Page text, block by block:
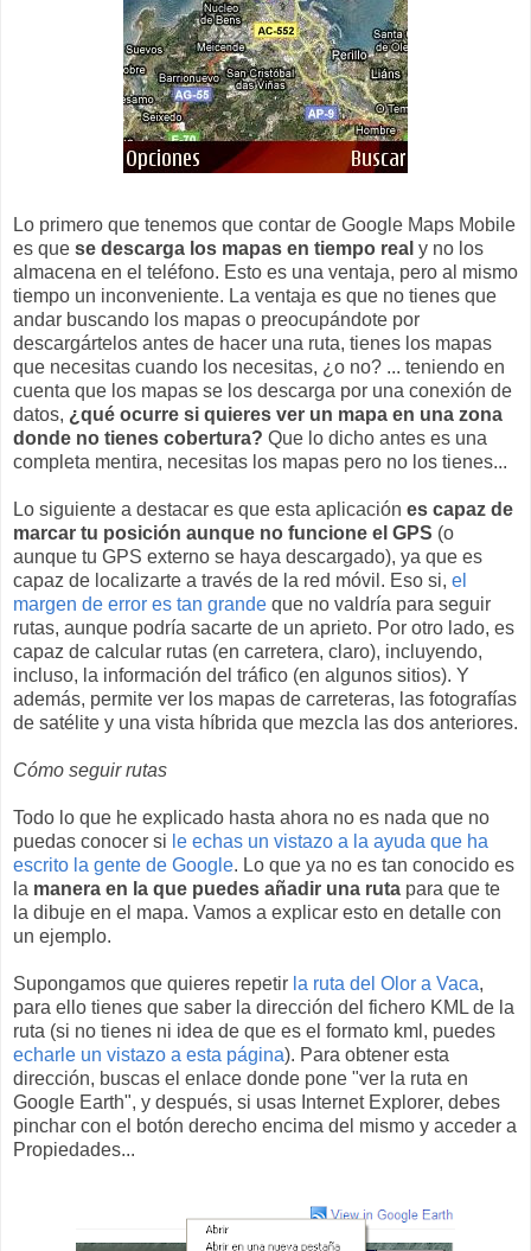
Lo primero que tenemos que contar de Google Maps Mobile
es que se descarga los mapas en tiempo real y no los
almacena en el teléfono. Esto es una ventaja, pero al mismo
tiempo un inconveniente. La ventaja es que no tienes que
andar buscando los mapas o preocupándote por
descargártelos antes de hacer una ruta, tienes los mapas
que necesitas cuando los necesitas, ¿o no? ... teniendo en
cuenta que los mapas se los descarga por una conexión de
datos, ¿qué ocurre si quieres ver un mapa en una zona
donde no tienes cobertura? Que lo dicho antes es una
completa mentira, necesitas los mapas pero no los tienes...
Lo siguiente a destacar es que esta aplicación es capaz de
marcar tu posición aunque no funcione el GPS (o
aunque tu GPS externo se haya descargado), ya que es
capaz de localizarte a través de la red móvil. Eso si, el
margen de error es tan grande que no valdría para seguir
rutas, aunque podría sacarte de un aprieto. Por otro lado, es
capaz de calcular rutas (en carretera, claro), incluyendo,
incluso, la información del tráfico (en algunos sitios). Y
además, permite ver los mapas de carreteras, las fotografías
de satélite y una vista híbrida que mezcla las dos anteriores.
Cómo seguir rutas
Todo lo que he explicado hasta ahora no es nada que no
puedas conocer si le echas un vistazo a la ayuda que ha
escrito la gente de Google. Lo que ya no es tan conocido es
la manera en la que puedes añadir una ruta para que te
la dibuje en el mapa. Vamos a explicar esto en detalle con
un ejemplo.
Supongamos que quieres repetir la ruta del Olor a Vaca,
para ello tienes que saber la dirección del fichero KML de la
ruta (si no tienes ni idea de que es el formato kml, puedes
echarle un vistazo a esta página). Para obtener esta
dirección, buscas el enlace donde pone "ver la ruta en
Google Earth", y después, si usas Internet Explorer, debes
pinchar con el botón derecho encima del mismo y acceder a
Propiedades...